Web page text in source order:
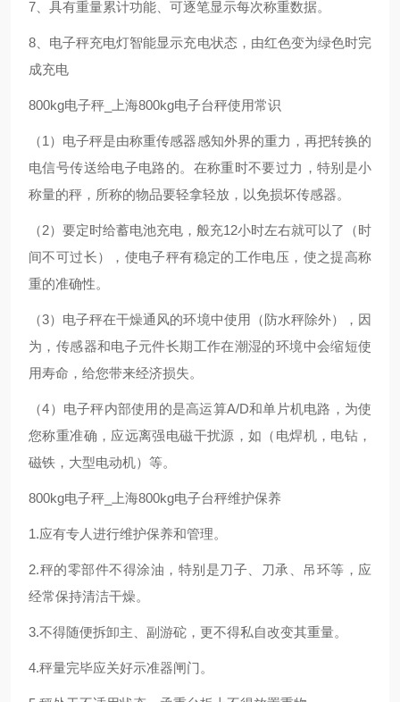
7、具有重量累计功能、可逐笔显示每次称重数据。
8、电子秤充电灯智能显示充电状态，由红色变为绿色时完
成充电
800kg电子秤_上海800kg电子台秤使用常识
（1）电子秤是由称重传感器感知外界的重力，再把转换的
电信号传送给电子电路的。在称重时不要过力，特别是小
称量的秤，所称的物品要轻拿轻放，以免损坏传感器。
（2）要定时给蓄电池充电，般充12小时左右就可以了（时
间不可过长），使电子秤有稳定的工作电压，使之提高称
重的准确性。
（3）电子秤在干燥通风的环境中使用（防水秤除外），因
为，传感器和电子元件长期工作在潮湿的环境中会缩短使
用寿命，给您带来经济损失。
（4）电子秤内部使用的是高运算A/D和单片机电路，为使
您称重准确，应远离强电磁干扰源，如（电焊机，电钻，
磁铁，大型电动机）等。
800kg电子秤_上海800kg电子台秤维护保养
1.应有专人进行维护保养和管理。
2.秤的零部件不得涂油，特别是刀子、刀承、吊环等，应
经常保持清洁干燥。
3.不得随便拆卸主、副游砣，更不得私自改变其重量。
4.秤量完毕应关好示准器闸门。